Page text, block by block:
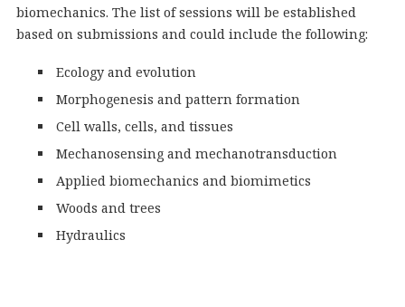
biomechanics. The list of sessions will be established
based on submissions and could include the following:
Ecology and evolution
Morphogenesis and pattern formation
Cell walls, cells, and tissues
Mechanosensing and mechanotransduction
Applied biomechanics and biomimetics
Woods and trees
Hydraulics